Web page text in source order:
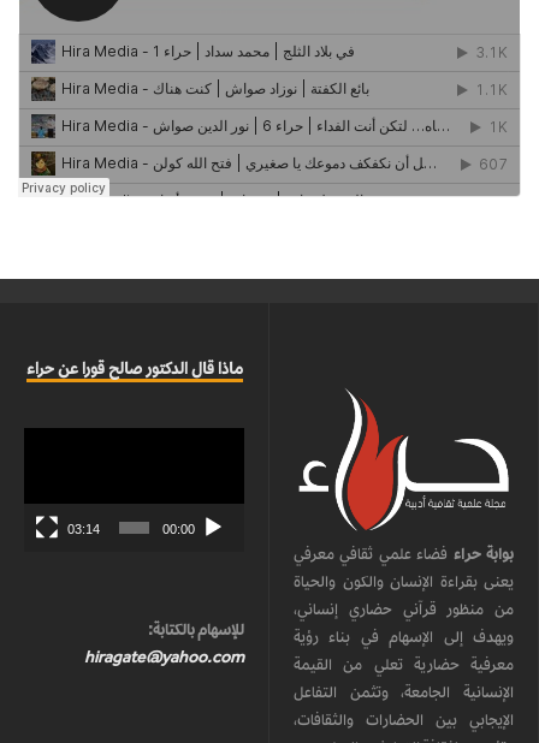
بوابة حراء فضاء علمي ثقافي معرفي
يعنى بقراءة الإنسان والكون والحياة
من منظور قرآني حضاري إنساني،
ويهدف إلى الإسهام في بناء رؤية
معرفية حضارية تعلي من القيمة
الإنسانية الجامعة، وتثمن التفاعل
الإيجابي بين الحضارات والثقافات،
ماذا قال الدكتور صالح قورا عن حراء
00:00
03:14
للإسهام بالكتابة:
hiragate@yahoo.com